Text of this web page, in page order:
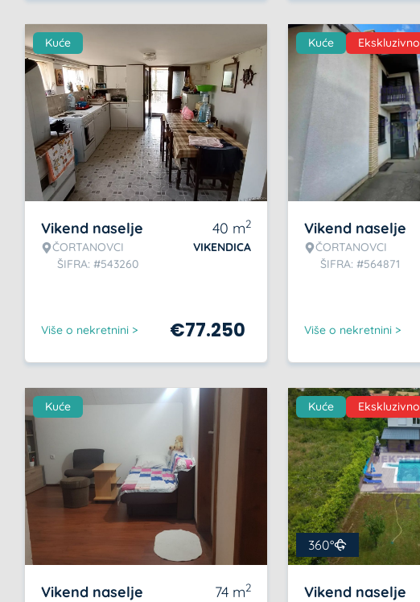
Kuće
Vikend naselje
ČORTANOVCI
ŠIFRA: #543260
40 m2
VIKENDICA
Više o nekretnini > €77.250
Kuće Ekskluzivno
Vikend naselje
ČORTANOVCI
ŠIFRA: #564871
Više o nekretnini >
Kuće
Vikend naselje 74 m2
Kuće Ekskluzivno
360°
Vikend naselje